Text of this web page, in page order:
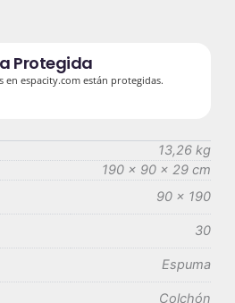
Protegida
en espacity.com están protegidas.
13,26 kg
190 × 90 × 29 cm
90 x 190
30
Espuma
Colchón